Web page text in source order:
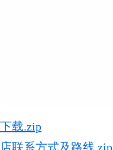
载.zip
联系方式及路线.zip